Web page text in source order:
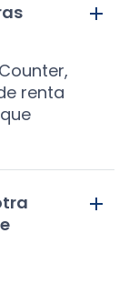
renta